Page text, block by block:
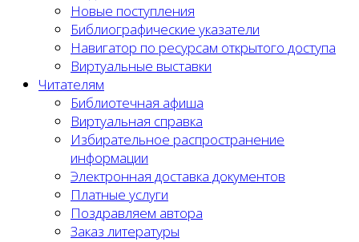
Новые поступления
Библиографические указатели
Навигатор по ресурсам открытого доступа
Виртуальные выставки
Читателям
Библиотечная афиша
Виртуальная справка
Избирательное распространение
информации
Электронная доставка документов
Платные услуги
Поздравляем автора
Заказ литературы